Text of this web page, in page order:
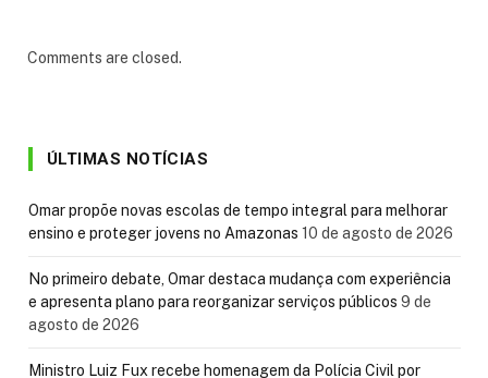
Comments are closed.
ÚLTIMAS NOTÍCIAS
Omar propõe novas escolas de tempo integral para melhorar
ensino e proteger jovens no Amazonas 10 de agosto de 2026
No primeiro debate, Omar destaca mudança com experiência
e apresenta plano para reorganizar serviços públicos 9 de
agosto de 2026
Ministro Luiz Fux recebe homenagem da Polícia Civil por